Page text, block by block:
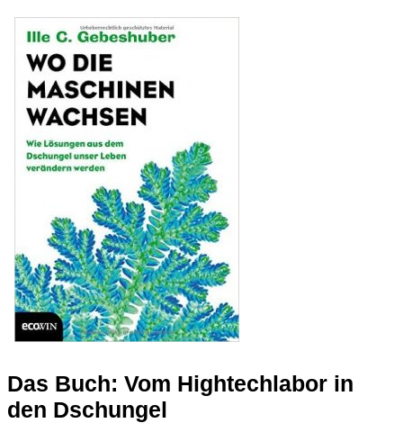
Das Buch: Vom Hightechlabor in
den Dschungel